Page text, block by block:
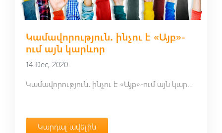
Կամավորություն․ ինչու է «Այբ»-
ում այն կարևոր
14 Dec, 2020
Կամավորություն․ ինչու է «Այբ»-ում այն կարևոր
Կարդալ ավելին